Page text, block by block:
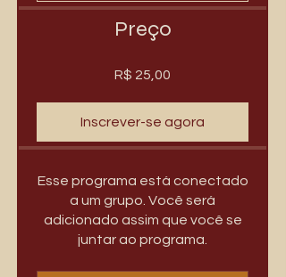
Preço
R$ 25,00
Inscrever-se agora
Esse programa está conectado
a um grupo. Você será
adicionado assim que você se
juntar ao programa.